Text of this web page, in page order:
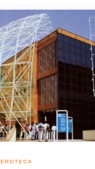
de Naciones Unidas y la
de 1992 su día de
de Sevilla. La Infanta
la jornada que coincidió con
la Alfabetización celebrado